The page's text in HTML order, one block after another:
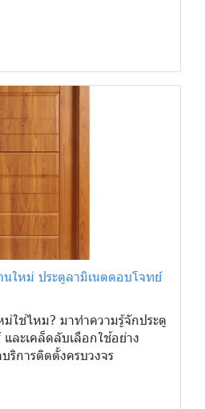
นใหม่ ประตูลามิเนตตอบโจทย์
ม่ใช่ไหม? มาทำความรู้จักประตู
ละเคล็ดลับเลือกใช้อย่าง
ริการติดตั้งครบวงจร